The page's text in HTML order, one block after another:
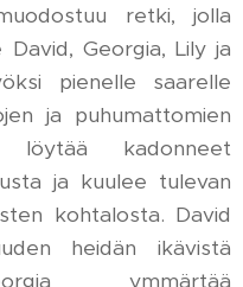
retki, jolla
Georgia, Lily ja
pienelle saarelle
ja puhumattomien
kadonneet
ja kuulee tulevan
kohtalosta. David
heidän ikävistä
ymmärtää